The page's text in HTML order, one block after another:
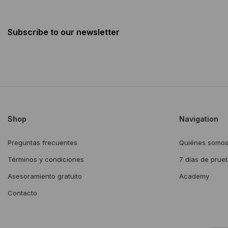
Subscribe to our newsletter
Shop
Preguntas frecuentes
Términos y condiciones
Asesoramiento gratuito
Contacto
Navigation
Quiénes somos
7 días de
Academy